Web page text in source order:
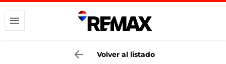
Volver al listado